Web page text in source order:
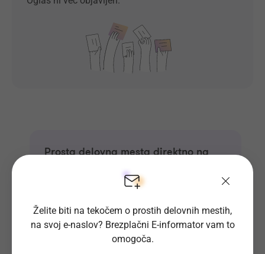
Prosta delovna mesta direktno na
Prijavi se na E-informator.
Prijavi se
Želite biti na tekočem o prostih delovnih mestih,
na svoj e-naslov? Brezplačni E-informator vam to
omogoča.